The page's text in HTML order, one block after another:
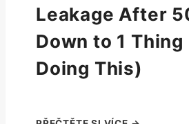
Leakage After
Down to 1
Doing This)